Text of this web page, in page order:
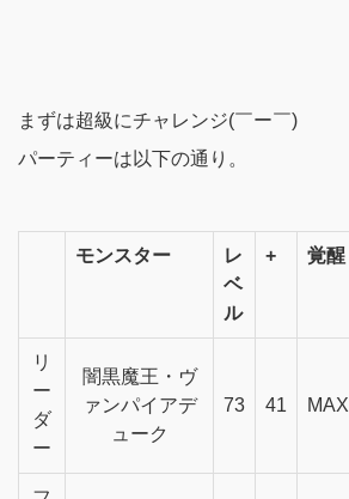
まずは超級にチャレンジ(￣ー￣)
パーティーは以下の通り。
モンスター
レ
ベ
ル
+ 覚醒
リ
ー
ダ
ー
闇黒魔王・ヴ
ァンパイアデ
ューク
73 41 MAX